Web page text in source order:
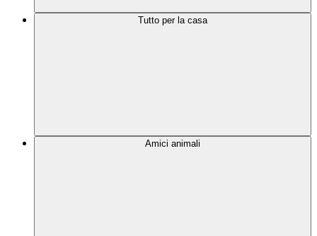
Tutto per la casa
Amici animali